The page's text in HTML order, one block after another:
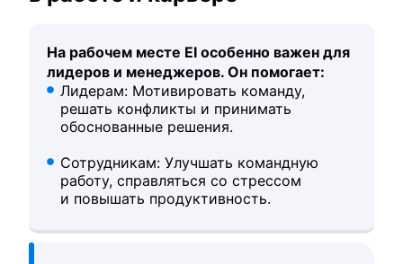
На рабочем месте EI особенно важен для
лидеров и менеджеров. Он помогает:
Лидерам: Мотивировать команду,
решать конфликты и принимать
обоснованные решения.
Сотрудникам: Улучшать командную
работу, справляться со стрессом
и повышать продуктивность.